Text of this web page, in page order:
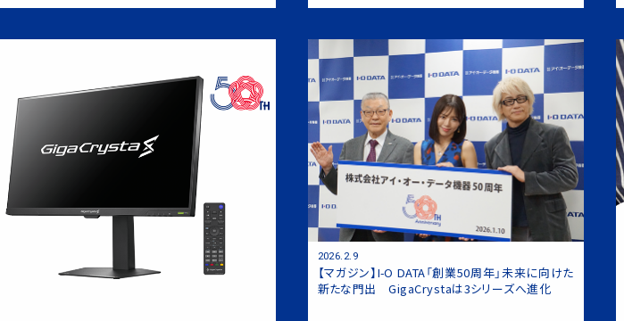
DTCP-IP対応ハイビジョンレコーディングハードディスク『RECBOX』
地上・BS・110度CSデジタル放送対応録画テレビチューナー『REC-
ON』「HVTR-BCTX3」
かんたん、押すだけテレビ電話『memet』「KM-ST01」
2026.2.9
【マガジン】I-O DATA「創業50周年」未来に向けた
新たな門出 GigaCrystaは3シリーズへ進化